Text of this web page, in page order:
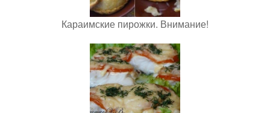
Караимские пирожки. Внимание!